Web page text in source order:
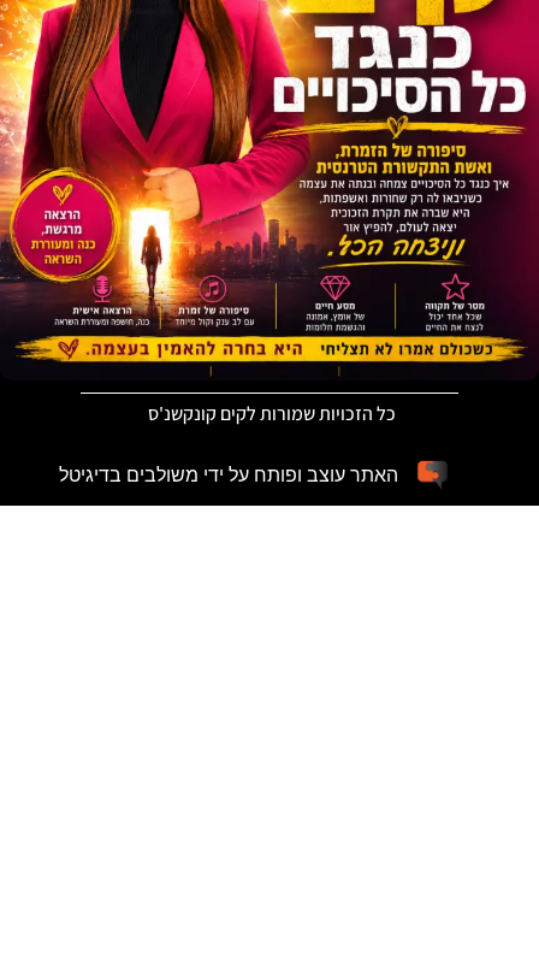
כל הזכויות שמורות לקים קונקשנ'ס
האתר עוצב ופותח על ידי משולבים בדיגיטל